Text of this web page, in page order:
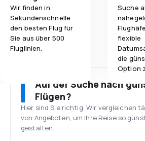
Wir finden in
Sekundenschnelle
den besten Flug für
Sie aus über 500
Fluglinien.
Suche
flexible
die
Option
Auf der Suche nach
Flügen?
Hier sind Sie richtig. Wir vergleichen
von Angeboten, um Ihre Reise so
gestalten.